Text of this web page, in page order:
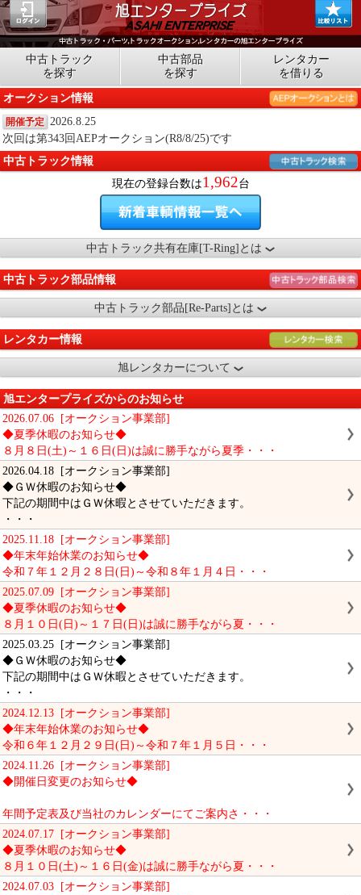
中古トラック
を探す
中古部品
を探す
レンタカー
を借りる
オークション情報
開催予定
2026.8.25
次回は第343回AEPオークション(R8/8/25)です
中古トラック情報
現在の登録台数は1,962台
中古トラック共有在庫[T-Ring]とは
中古トラック部品情報
中古トラック部品[Re-Parts]とは
レンタカー情報
旭レンタカーについて
旭エンタープライズからのお知らせ
2026.07.06 [オークション事業部]
◆夏季休暇のお知らせ◆
８月８日(土)～１６日(日)は誠に勝手ながら夏季・・・
2026.04.18 [オークション事業部]
◆ＧＷ休暇のお知らせ◆
下記の期間中はＧＷ休暇とさせていただきます。
・・・
2025.11.18 [オークション事業部]
◆年末年始休業のお知らせ◆
令和７年１２月２８日(日)～令和８年１月４日・・・
2025.07.09 [オークション事業部]
◆夏季休暇のお知らせ◆
８月１０日(日)～１７日(日)は誠に勝手ながら夏・・・
2025.03.25 [オークション事業部]
◆ＧＷ休暇のお知らせ◆
下記の期間中はＧＷ休暇とさせていただきます。
・・・
2024.12.13 [オークション事業部]
◆年末年始休業のお知らせ◆
令和６年１２月２９日(日)～令和７年１月５日・・・
2024.11.26 [オークション事業部]
◆開催日変更のお知らせ◆
年間予定表及び当社のカレンダーにてご案内さ・・・
2024.07.17 [オークション事業部]
◆夏季休暇のお知らせ◆
８月１０日(土)～１６日(金)は誠に勝手ながら夏・・・
2024.07.03 [オークション事業部]